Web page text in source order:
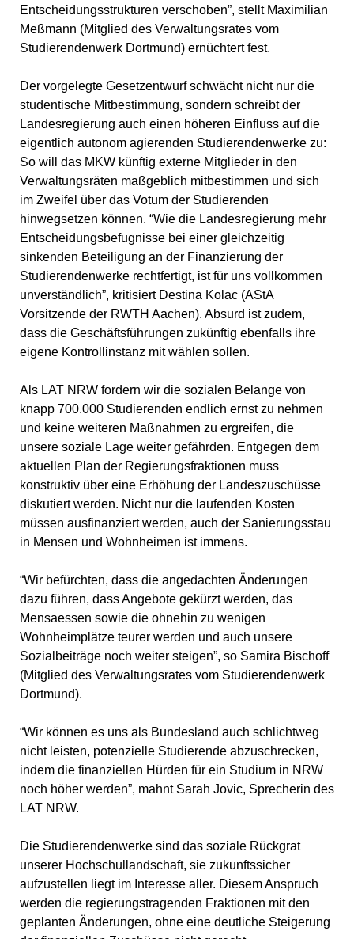
Entscheidungsstrukturen verschoben”, stellt Maximilian
Meßmann (Mitglied des Verwaltungsrates vom
Studierendenwerk Dortmund) ernüchtert fest.
Der vorgelegte Gesetzentwurf schwächt nicht nur die
studentische Mitbestimmung, sondern schreibt der
Landesregierung auch einen höheren Einfluss auf die
eigentlich autonom agierenden Studierendenwerke zu:
So will das MKW künftig externe Mitglieder in den
Verwaltungsräten maßgeblich mitbestimmen und sich
im Zweifel über das Votum der Studierenden
hinwegsetzen können. “Wie die Landesregierung mehr
Entscheidungsbefugnisse bei einer gleichzeitig
sinkenden Beteiligung an der Finanzierung der
Studierendenwerke rechtfertigt, ist für uns vollkommen
unverständlich”, kritisiert Destina Kolac (AStA
Vorsitzende der RWTH Aachen). Absurd ist zudem,
dass die Geschäftsführungen zukünftig ebenfalls ihre
eigene Kontrollinstanz mit wählen sollen.
Als LAT NRW fordern wir die sozialen Belange von
knapp 700.000 Studierenden endlich ernst zu nehmen
und keine weiteren Maßnahmen zu ergreifen, die
unsere soziale Lage weiter gefährden. Entgegen dem
aktuellen Plan der Regierungsfraktionen muss
konstruktiv über eine Erhöhung der Landeszuschüsse
diskutiert werden. Nicht nur die laufenden Kosten
müssen ausfinanziert werden, auch der Sanierungsstau
in Mensen und Wohnheimen ist immens.
“Wir befürchten, dass die angedachten Änderungen
dazu führen, dass Angebote gekürzt werden, das
Mensaessen sowie die ohnehin zu wenigen
Wohnheimplätze teurer werden und auch unsere
Sozialbeiträge noch weiter steigen”, so Samira Bischoff
(Mitglied des Verwaltungsrates vom Studierendenwerk
Dortmund).
“Wir können es uns als Bundesland auch schlichtweg
nicht leisten, potenzielle Studierende abzuschrecken,
indem die finanziellen Hürden für ein Studium in NRW
noch höher werden”, mahnt Sarah Jovic, Sprecherin des
LAT NRW.
Die Studierendenwerke sind das soziale Rückgrat
unserer Hochschullandschaft, sie zukunftssicher
aufzustellen liegt im Interesse aller. Diesem Anspruch
werden die regierungstragenden Fraktionen mit den
geplanten Änderungen, ohne eine deutliche Steigerung